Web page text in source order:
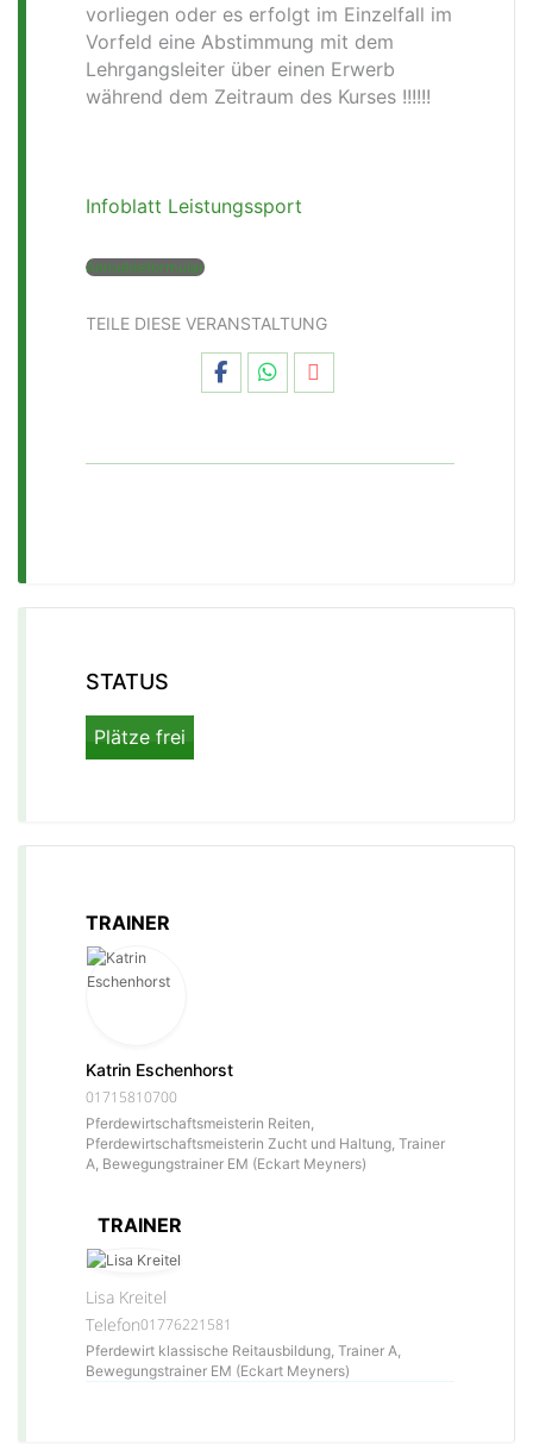
vorliegen oder es erfolgt im Einzelfall im
Vorfeld eine Abstimmung mit dem
Lehrgangsleiter über einen Erwerb
während dem Zeitraum des Kurses !!!!!!
Infoblatt Leistungssport
Anmeldeformular
TEILE DIESE VERANSTALTUNG
STATUS
Plätze frei
TRAINER
Katrin Eschenhorst
01715810700
Pferdewirtschaftsmeisterin Reiten,
Pferdewirtschaftsmeisterin Zucht und Haltung, Trainer
A, Bewegungstrainer EM (Eckart Meyners)
TRAINER
Lisa Kreitel
Telefon01776221581
Pferdewirt klassische Reitausbildung, Trainer A,
Bewegungstrainer EM (Eckart Meyners)